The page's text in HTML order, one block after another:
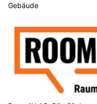
Gebäude